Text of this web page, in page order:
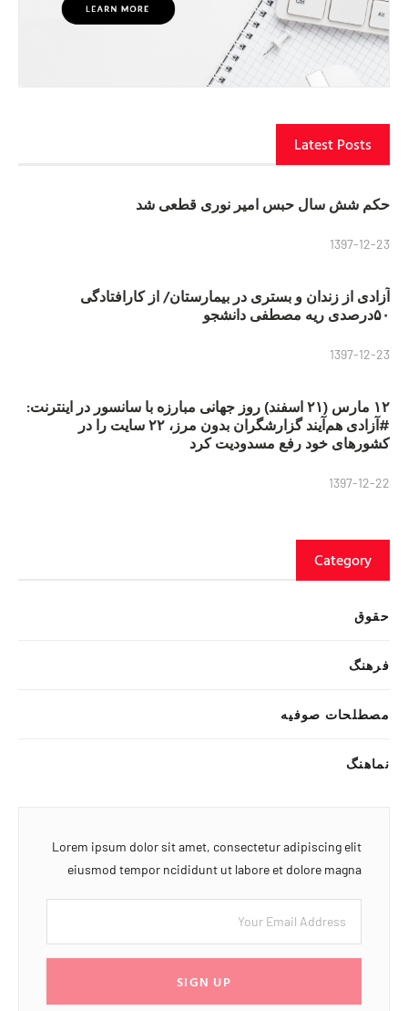
Latest Posts
حکم شش سال حبس امیر نوری قطعی شد
1397-12-23
آزادی از زندان و بستری در بیمارستان/ از کارافتادگی
۵۰درصدی ریه مصطفی دانشجو
1397-12-23
۱۲ مارس (۲۱ اسفند) روز جهانی مبارزه با سانسور در اینترنت:
#آزادی هم‌آیند گزارشگران‌ بدون مرز، ۲۲ سایت را در
کشورهای خود رفع مسدودیت کرد
1397-12-22
Category
حقوق
فرهنگ
مصطلحات صوفیه
نماهنگ
Lorem ipsum dolor sit amet, consectetur adipiscing elit
eiusmod tempor ncididunt ut labore et dolore magna
SIGN UP